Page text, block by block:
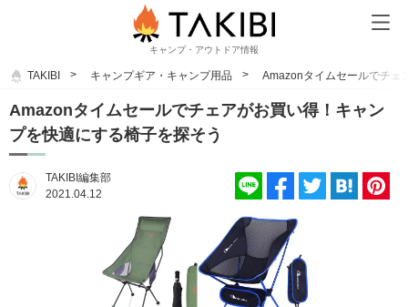
キャンプ・アウトドア情報
TAKIBI キャンプギア・キャンプ用品 Amazonタイムセールでチェ
Amazonタイムセールでチェアがお買い得！キャン
プを快適にする椅子を探そう
TAKIBI編集部
2021.04.12